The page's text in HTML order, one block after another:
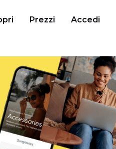
Prezzi Accedi